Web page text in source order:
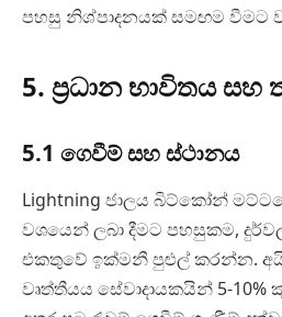
පහසු නිශ්පාදනයක් සමඟම වීමට
5. ප්‍රධාන භාවිතය සහ
5.1 ගෙවීම් සහ ස්ථානය
Lightning ජාලය බිට්කෝන්
වශයෙන් ලබා දීමට පහසුකම,
එකතුවේ ඉක්මනී පුළුල් කරන්න.
වෘත්තීයය සේවාදායකයින් 5-